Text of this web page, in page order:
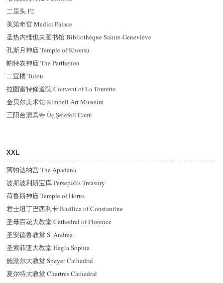
二里头 F2
美第奇宫 Medici Palace
圣热内维也夫图书馆 Bibliothèque Sainte-Geneviève
孔斯月神庙 Temple of Khonsu
帕特农神庙 The Parthenon
二宜楼 Tulou
拉图雷特修道院 Convent of La Tourette
金贝尔美术馆 Kimbell Art Museum
三阳台清真寺 Üç Şerefeli Cami
XXL
阿帕达纳宫 The Apadana
波斯波利斯宝库 Persepolis Treasury
荷鲁斯神庙 Temple of Horus
君士坦丁巴西利卡 Basilica of Constantine
圣母百花大教堂 Cathedral of Florence
圣安德鲁教堂 S. Andrea
圣索菲亚大教堂 Hagia Sophia
施派尔大教堂 Speyer Cathedral
夏尔特大教堂 Chartres Cathedral